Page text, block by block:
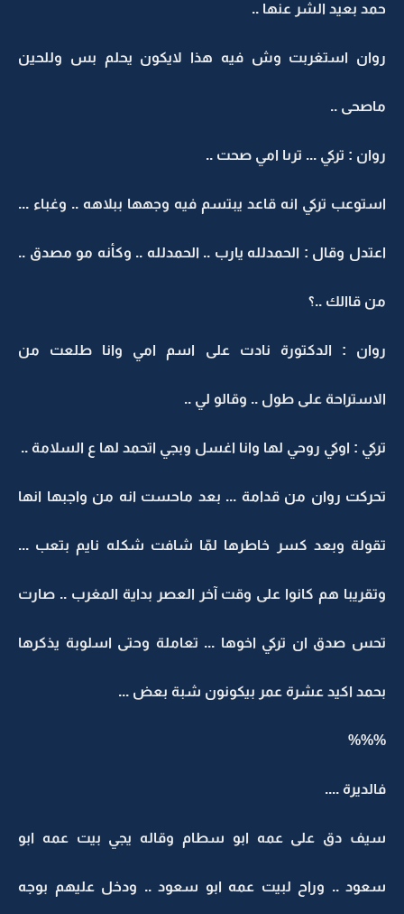
حمد بعيد الشر عنها ..
روان استغربت وش فيه هذا لايكون يحلم بس وللحين
ماصحى ..
روان : تركي ... ترىا امي صحت ..
استوعب تركي انه قاعد يبتسم فيه وجهها ببلاهه .. وغباء ...
اعتدل وقال : الحمدلله يارب .. الحمدلله .. وكأنه مو مصدق ..
من قاالك ..؟
روان : الدكتورة نادت على اسم امي وانا طلعت من
الاستراحة على طول .. وقالو لي ..
تركي : اوكي روحي لها وانا اغسل وبجي اتحمد لها ع السلامة ..
تحركت روان من قدامة ... بعد ماحست انه من واجبها انها
تقولة وبعد كسر خاطرها لمّا شافت شكله نايم بتعب ...
وتقريبا هم كانوا على وقت آخر العصر بداية المغرب .. صارت
تحس صدق ان تركي اخوها ... تعاملة وحتى اسلوبة يذكرها
بحمد اكيد عشرة عمر بيكونون شبة بعض ...
%%%
فالديرة ....
سيف دق على عمه ابو سطام وقاله يجي بيت عمه ابو
سعود .. وراح لبيت عمه ابو سعود .. ودخل عليهم بوجه